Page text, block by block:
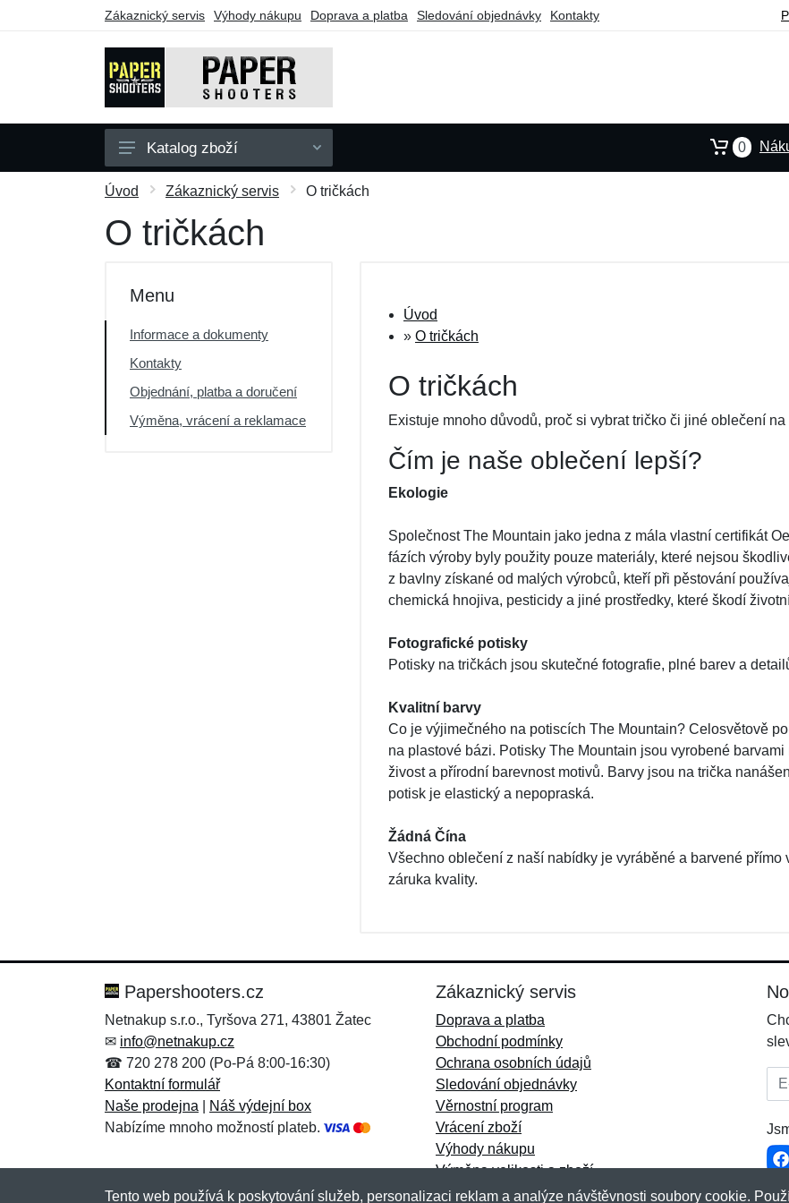
Zákaznický servis Výhody nákupu Doprava a platba Sledování objednávky Kontakty
Zbraně
Doplňky
Katalog zboží 0
Úvod Zákaznický servis O tričkách
O tričkách
Menu
Informace a dokumenty
Kontakty
Objednání, platba a doručení
Výměna, vrácení a reklamace
Úvod
» O tričkách
O tričkách
Existuje mnoho důvodů, proč si vybrat tričko či jiné oblečení na
Čím je naše oblečení lepší?
Ekologie
Společnost The Mountain jako jedna z mála vlastní certifikát
fázích výroby byly použity pouze materiály, které nejsou
z bavlny získané od malých výrobců, kteří při pěstování
chemická hnojiva, pesticidy a jiné prostředky, které škodí
Fotografické potisky
Potisky na tričkách jsou skutečné fotografie, plné barev a
Kvalitní barvy
Co je výjimečného na potiscích The Mountain? Celosvětově
na plastové bázi. Potisky The Mountain jsou vyrobené
živost a přírodní barevnost motivů. Barvy jsou na trička
potisk je elastický a nepopraská.
Žádná Čína
Všechno oblečení z naší nabídky je vyráběné a barvené přímo
záruka kvality.
Papershooters.cz
Netnakup s.r.o., Tyršova 271, 43801 Žatec
✉ info@netnakup.cz
☎ 720 278 200 (Po-Pá 8:00-16:30)
Kontaktní formulář
Naše prodejna
Náš výdejní box
Nabízíme mnoho možností plateb.
Zákaznický servis
Doprava a platba
Obchodní podmínky
Ochrana osobních údajů
Sledování objednávky
Věrnostní program
Vrácení zboží
Výhody nákupu
Výměna velikosti a zboží
Více informací...
E-
Tento web používá k poskytování služeb, personalizaci reklam a analýze návštěvnosti soubory cookie.